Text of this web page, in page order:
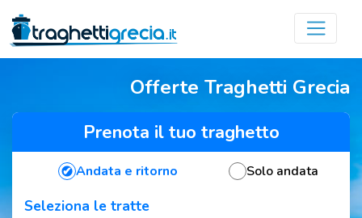
Offerte Traghetti Grecia
Prenota il tuo traghetto
Andata e ritorno Solo andata
Seleziona le tratte